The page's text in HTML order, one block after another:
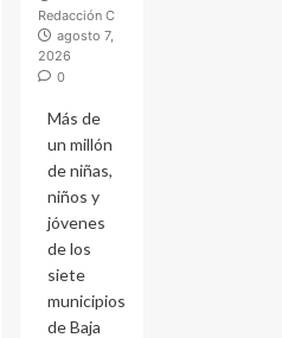
Redacción C
agosto 7,
2026
0
Más de
un millón
de niñas,
niños y
jóvenes
de los
siete
municipios
de Baja